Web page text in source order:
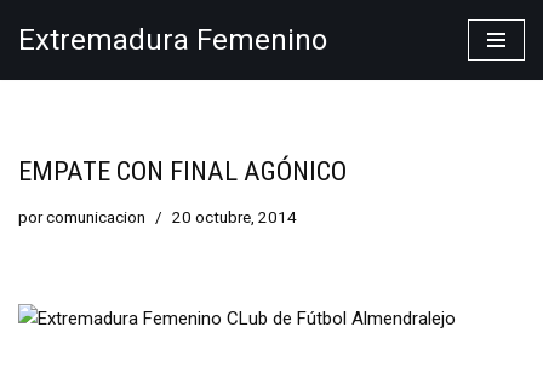
Extremadura Femenino
EMPATE CON FINAL AGÓNICO
porcomunicacion 20 octubre, 2014